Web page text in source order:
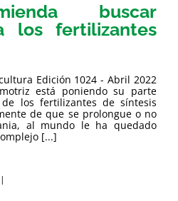
buscar
los fertilizantes
Edición 1024 - Abril 2022
está poniendo su parte
los fertilizantes de síntesis
de que se prolongue o no
al mundo le ha quedado
[...]
|